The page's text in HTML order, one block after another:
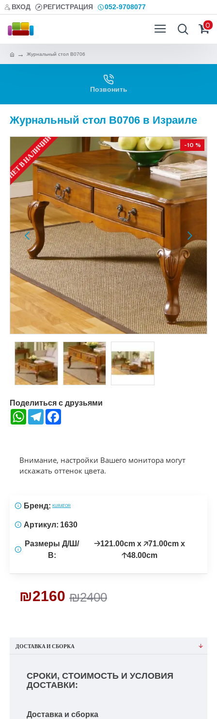
ВХОД РЕГИСТРАЦИЯ 052-9708077
0
Журнальный стол B0706
Позвонить
Журнальный стол B0706 в Израиле
-10 %
НЕТ В НАЛИЧИИ
Поделиться с друзьями
WhatsAppTelegram
Внимание, настройки Вашего монитора могут
искажать оттенок цвета.
₪2400
₪2160
Бренд: KURATOR
Артикул: 1630
Размеры Д/Ш/
В:
🡢121.00cm x 🡥71.00cm x
🡡48.00cm
ДОСТАВКА И СБОРКА
СРОКИ, СТОИМОСТЬ И УСЛОВИЯ
ДОСТАВКИ:
Доставка и сборка